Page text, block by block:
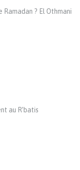
? El Othmani
au R’batis